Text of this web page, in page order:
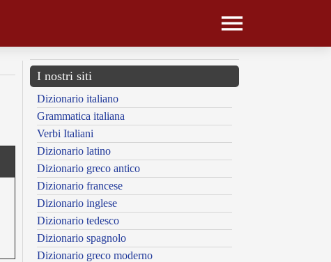
I nostri siti
Dizionario italiano
Grammatica italiana
Verbi Italiani
Dizionario latino
Dizionario greco antico
Dizionario francese
Dizionario inglese
Dizionario tedesco
Dizionario spagnolo
Dizionario greco moderno